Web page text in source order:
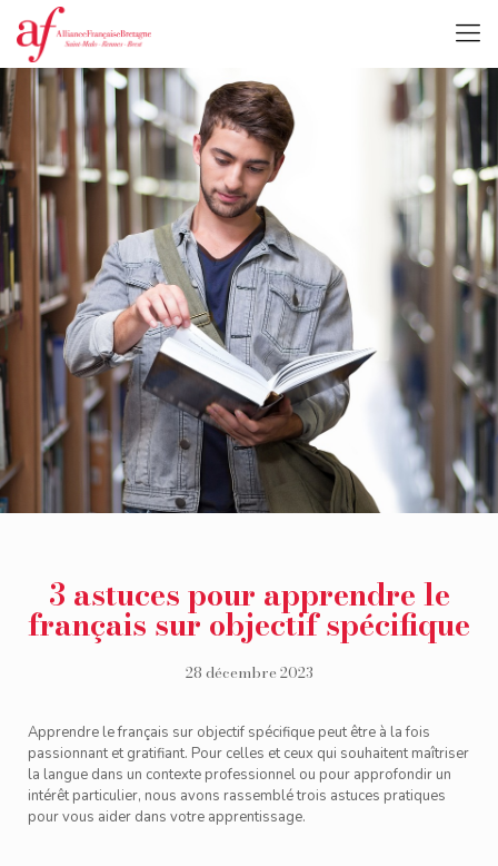
3 astuces pour apprendre le
français sur objectif spécifique
28 décembre 2023
Apprendre le français sur objectif spécifique peut être à la fois
passionnant et gratifiant. Pour celles et ceux qui souhaitent maîtriser
la langue dans un contexte professionnel ou pour approfondir un
intérêt particulier, nous avons rassemblé trois astuces pratiques
pour vous aider dans votre apprentissage.